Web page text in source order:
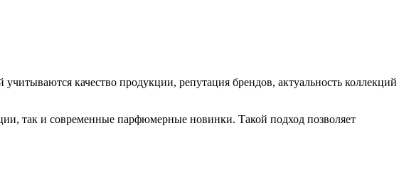
качество продукции, репутация брендов, актуальность коллекций
так и современные парфюмерные новинки. Такой подход позволяет